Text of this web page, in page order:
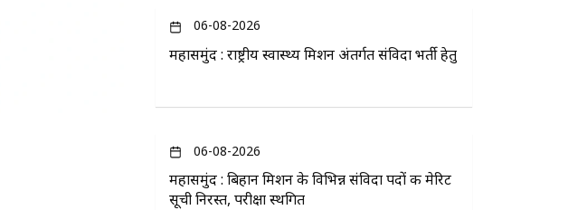
06-08-2026
महासमुंद : राष्ट्रीय स्वास्थ्य मिशन अंतर्गत संविदा भर्ती हेतु
06-08-2026
महासमुंद : बिहान मिशन के विभिन्न संविदा पदों की मेरिट
सूची निरस्त, परीक्षा स्थगित